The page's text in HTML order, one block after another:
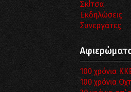
Σκίτσα
Εκδηλώσεις
Συνεργάτες
100 χρόνια
100 χρόνια